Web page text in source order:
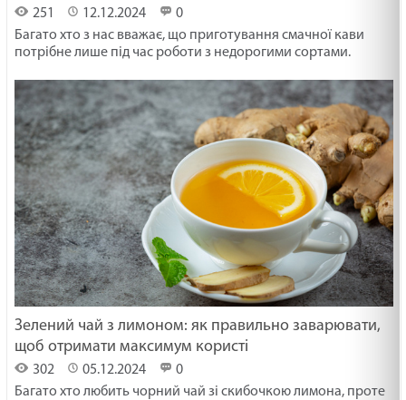
251 12.12.2024
0
Багато хто з нас вважає, що приготування смачної кави
потрібне лише під час роботи з недорогими сортами.
Зелений чай з лимоном: як правильно заварювати,
щоб отримати максимум користі
302 05.12.2024
0
Багато хто любить чорний чай зі скибочкою лимона, проте